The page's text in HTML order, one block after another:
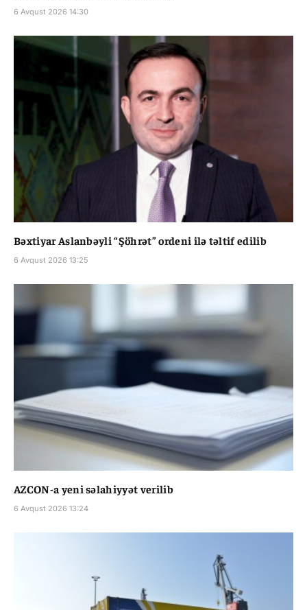
6 Avqust 2026 14:30
Bəxtiyar Aslanbəyli “Şöhrət” ordeni ilə təltif edilib
6 Avqust 2026 13:25
AZCON-a yeni səlahiyyət verilib
6 Avqust 2026 13:24